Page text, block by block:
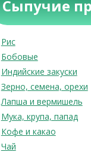
Сыпучие
Рис
Бобовые
Индийские закуски
Зерно, семена, орехи
Лапша и вермишель
Мука, крупа, папад
Кофе и какао
Чай